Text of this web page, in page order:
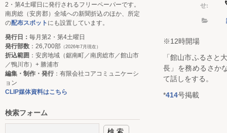
せ:
※12時開場
「館山市ふるさと
長」を務めるさか
て話しをする。
*414号掲載
2・第4土曜日に発行されるフリーペーパーです。
南房総（安房郡）全域への新聞折込のほか、所定
の配布スポット にも設置しています。
発行日： 毎月第2・第4土曜日
発行部数 ：26,700部 （2026年7月現在）
折込範囲 ：安房地域（鋸南町／南房総市／館山市
／鴨川市）+ 勝浦市
編集・制作・発行：有限会社コアコミュニケーシ
ョン
CLIP媒体資料はこちら
検索フォーム